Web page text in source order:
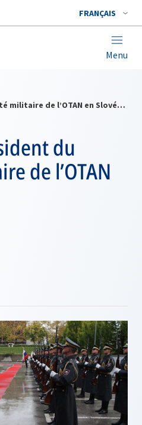
FRANÇAIS
Menu
Visite du président du Comité militaire de l’OTAN en Slovénie
du
de l’OTAN